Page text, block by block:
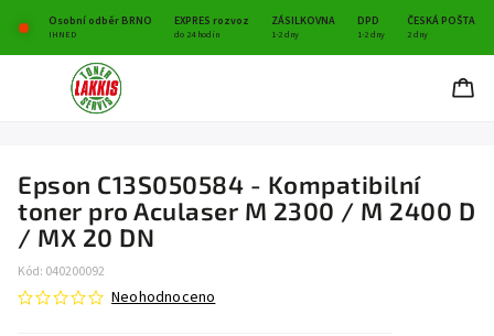
Osobní odběr BRNO EXPRES rozvoz ZÁSILKOVNA DPD ČESKÁ POŠTA
IHNED do 24 hodin 1-2 dny 1-2 dny 2 dny
Epson C13S050584 - Kompatibilní
toner pro Aculaser M 2300 / M 2400 D
/ MX 20 DN
Kód: 040200092
Neohodnoceno